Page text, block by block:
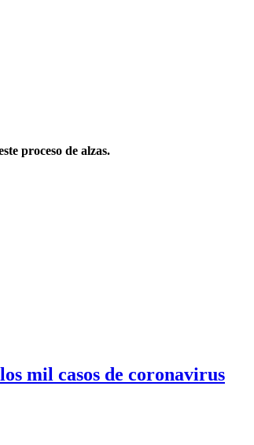
proceso de alzas.
mil casos de coronavirus